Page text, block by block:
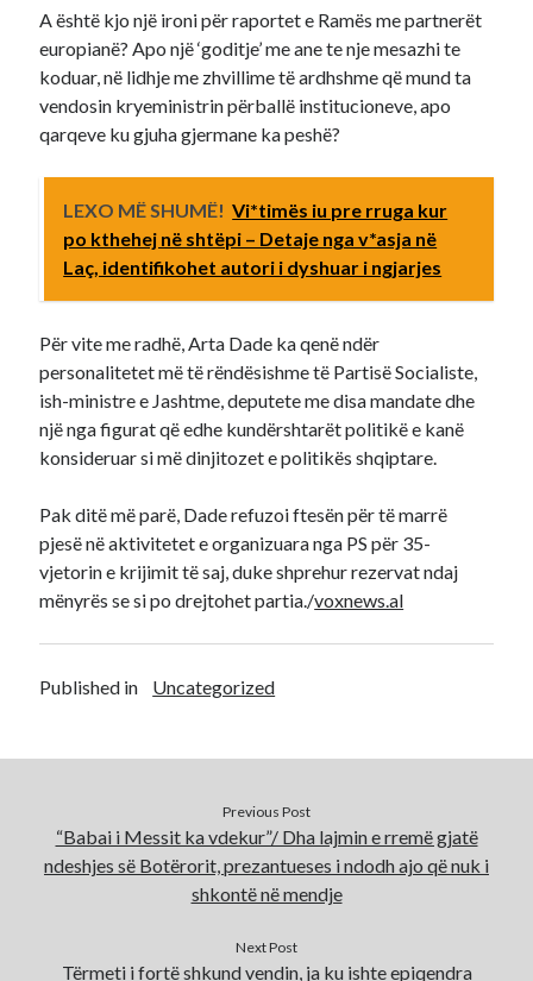
A është kjo një ironi për raportet e Ramës me partnerët
europianë? Apo një ‘goditje’ me ane te nje mesazhi te
koduar, në lidhje me zhvillime të ardhshme që mund ta
vendosin kryeministrin përballë institucioneve, apo
qarqeve ku gjuha gjermane ka peshë?
LEXO MË SHUMË! Vi*timës iu pre rruga kur
po kthehej në shtëpi – Detaje nga v*asja në
Laç, identifikohet autori i dyshuar i ngjarjes
Për vite me radhë, Arta Dade ka qenë ndër
personalitetet më të rëndësishme të Partisë Socialiste,
ish-ministre e Jashtme, deputete me disa mandate dhe
një nga figurat që edhe kundërshtarët politikë e kanë
konsideruar si më dinjitozet e politikës shqiptare.
Pak ditë më parë, Dade refuzoi ftesën për të marrë
pjesë në aktivitetet e organizuara nga PS për 35-
vjetorin e krijimit të saj, duke shprehur rezervat ndaj
mënyrës se si po drejtohet partia./voxnews.al
Published in Uncategorized
Previous Post
“Babai i Messit ka vdekur”/ Dha lajmin e rremë gjatë
ndeshjes së Botërorit, prezantueses i ndodh ajo që nuk i
shkontë në mendje
Next Post
Tërmeti i fortë shkund vendin, ja ku ishte epiqendra